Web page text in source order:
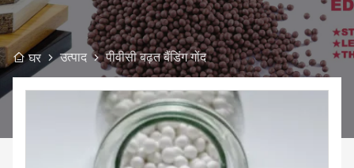
घर उत्पाद पीवीसी बढ़त बैंडिंग गोंद